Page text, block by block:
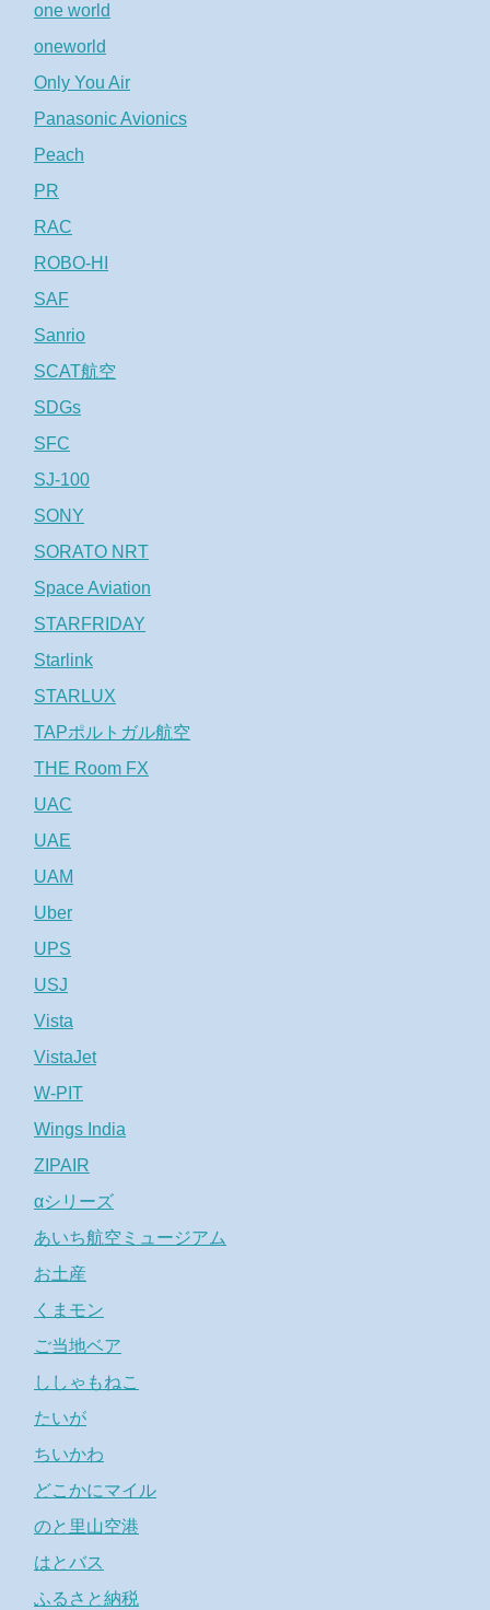
one world
oneworld
Only You Air
Panasonic Avionics
Peach
PR
RAC
ROBO-HI
SAF
Sanrio
SCAT航空
SDGs
SFC
SJ-100
SONY
SORATO NRT
Space Aviation
STARFRIDAY
Starlink
STARLUX
TAPポルトガル航空
THE Room FX
UAC
UAE
UAM
Uber
UPS
USJ
Vista
VistaJet
W-PIT
Wings India
ZIPAIR
αシリーズ
あいち航空ミュージアム
お土産
くまモン
ご当地ベア
ししゃもねこ
たいが
ちいかわ
どこかにマイル
のと里山空港
はとバス
ふるさと納税